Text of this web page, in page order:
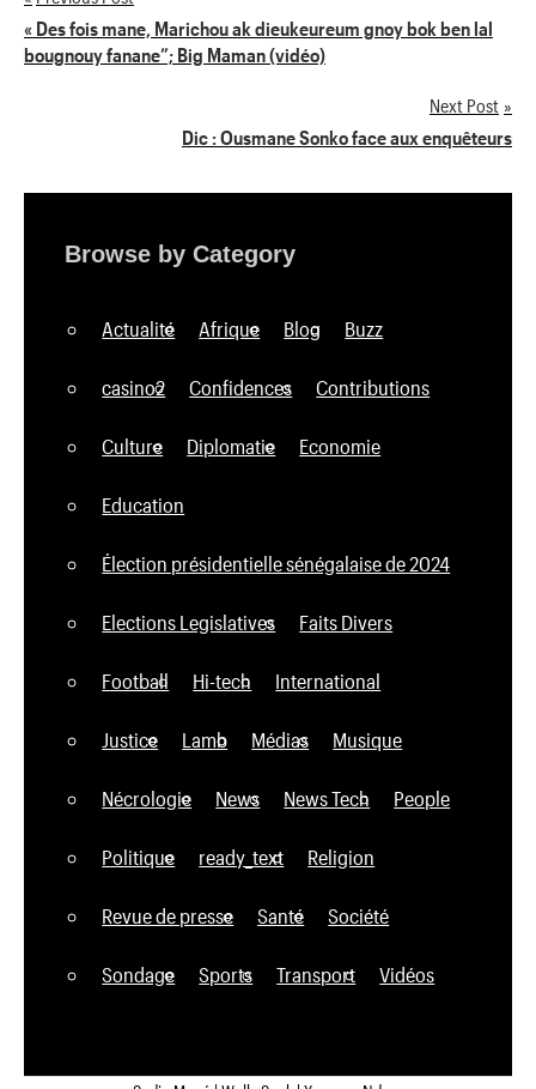
Navigation
de
« Des fois mane, Marichou ak dieukeureum gnoy bok ben lal
bougnouy fanane”; Big Maman (vidéo)
Next Post
Dic : Ousmane Sonko face aux enquêteurs
Browse by Category
Actualité Afrique Blog Buzz
casino2 Confidences Contributions
Culture Diplomatie Economie
Education
Élection présidentielle sénégalaise de 2024
Elections Legislatives Faits Divers
Football Hi-tech International
Justice Lamb Médias Musique
Nécrologie News News Tech People
Politique ready_text Religion
Revue de presse Santé Société
Sondage Sports Transport Vidéos